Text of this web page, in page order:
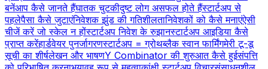
बनेंआप कैसे जानते हैंघातक चुटकीदुष्ट लोग असफल होते हैंस्टार्टअप से
पहलेपैसा कैसे जुटाएंनिवेशक झुंड की गतिशीलतानिवेशकों को कैसे मनाएंऐसी
चीजें करें जो स्केल न होंस्टार्टअप निवेश के रुझानस्टार्टअप आइडिया कैसे
प्राप्त करेंहार्डवेयर पुनर्जागरणस्टार्टअप = ग्रोथब्लैक स्वान फार्मिंगमेरी टू-डू
सूची का शीर्षलेखन और भाषणY Combinator की शुरुआत कैसे हुईसंपत्ति